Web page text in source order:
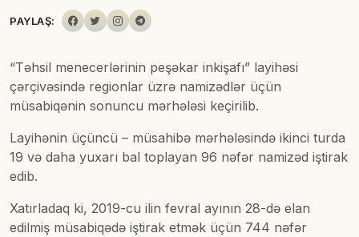
PAYLAŞ:
“Təhsil menecerlərinin peşəkar inkişafı” layihəsi
çərçivəsində regionlar üzrə namizədlər üçün
müsabiqənin sonuncu mərhələsi keçirilib.
Layihənin üçüncü – müsahibə mərhələsində ikinci turda
19 və daha yuxarı bal toplayan 96 nəfər namizəd iştirak
edib.
Xatırladaq ki, 2019-cu ilin fevral ayının 28-də elan
edilmiş müsabiqədə iştirak etmək üçün 744 nəfər